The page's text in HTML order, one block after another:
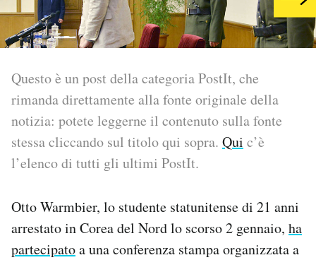
NEWSLETTER
I MIEI PREFERITI
SHOP
Area Personale
Questo è un post della categoria PostIt, che
rimanda direttamente alla fonte originale della
notizia: potete leggerne il contenuto sulla fonte
stessa cliccando sul titolo qui sopra. Qui c’è
l’elenco di tutti gli ultimi PostIt.
Otto Warmbier, lo studente statunitense di 21 anni
arrestato in Corea del Nord lo scorso 2 gennaio, ha
partecipatoa una conferenza stampa organizzata a